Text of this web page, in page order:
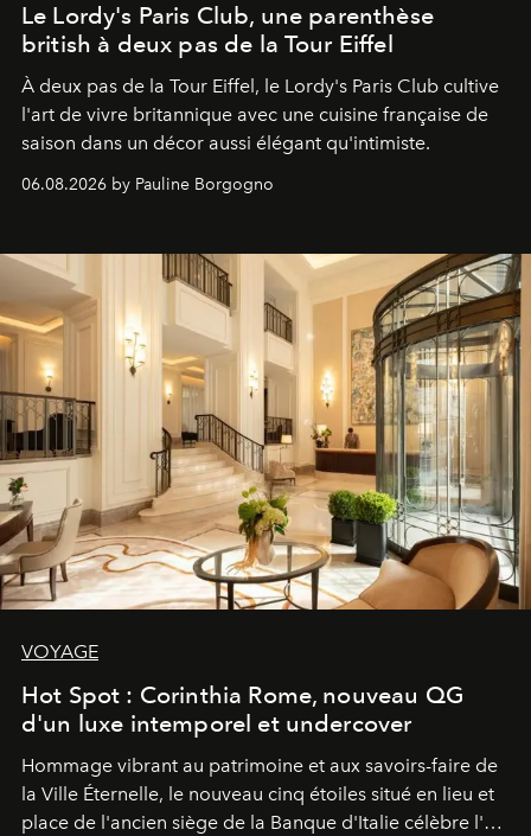
Le Lordy's Paris Club, une parenthèse
british à deux pas de la Tour Eiffel
À deux pas de la Tour Eiffel, le Lordy's Paris Club cultive
l'art de vivre britannique avec une cuisine française de
saison dans un décor aussi élégant qu'intimiste.
06.08.2026 by Pauline Borgogno
VOYAGE
Hot Spot : Corinthia Rome, nouveau QG
d'un luxe intemporel et undercover
Hommage vibrant au patrimoine et aux savoirs-faire de
la Ville Éternelle, le nouveau cinq étoiles situé en lieu et
place de l'ancien siège de la Banque d'Italie célèbre l'art